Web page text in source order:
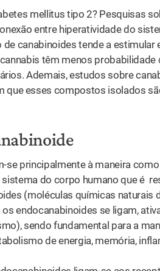
mellitus tipo 2? Pesquisas
entre hiperatividade do
de canabinoides tende a
têm menos
Ademais, estudos sobre
que esses compostos isolados
se ​​principalmente à maneira
do corpo humano que é
(moléculas químicas naturais
endocanabinoides se ligam,
sendo fundamental para a
de energia, memória,